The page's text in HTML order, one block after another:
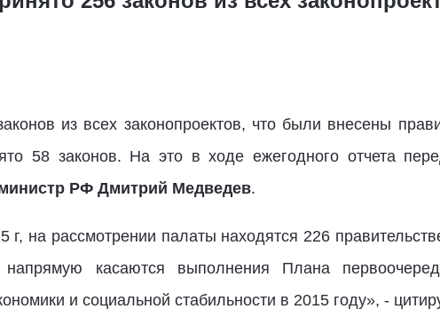
из всех законопроектов, что были внесены
58 законов. На это в ходе ежегодного отчета
РФ Дмитрий Медведев.
на рассмотрении палаты находятся 226
касаются выполнения Плана
и социальной стабильности в 2015 году», -